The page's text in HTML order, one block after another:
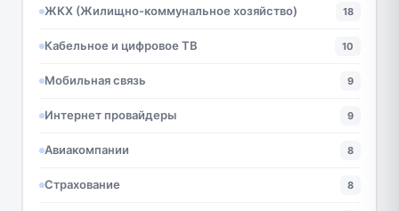
ЖКХ (Жилищно-коммунальное хозяйство) 18
Кабельное и цифровое ТВ 10
Мобильная связь 9
Интернет провайдеры 9
Авиакомпании 8
Страхование 8